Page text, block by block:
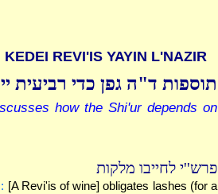
REVI'IS YAYIN L'NAZIR
תוספות ד"ה גפן כדי רביעית
how the Shi'ur depends on
פרש''י לחייבו מלקות
[A Revi'is of wine] obligates lashes (for a